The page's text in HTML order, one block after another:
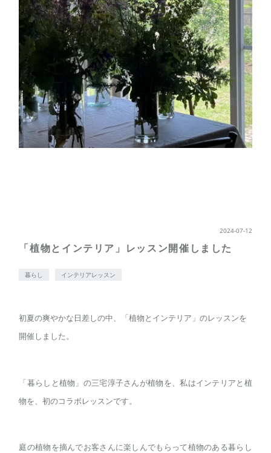
2024-07-12
「植物とインテリア」レッスン開催しました
暮らし インテリアレッスン
初夏の爽やかな日差しの中、「植物とインテリア」のレッスンを
開催しました。
「暮らしと植物」の三宅淳子さんが植物を、私はインテリアと植
物を、初のコラボレッスンです。
庭の植物を摘んでお客さんに楽しんでもらって植物のある暮らし